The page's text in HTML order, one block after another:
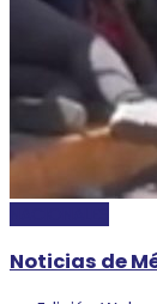
Noticias de